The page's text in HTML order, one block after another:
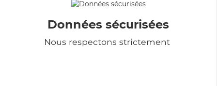
Données sécurisées
Nous respectons strictement